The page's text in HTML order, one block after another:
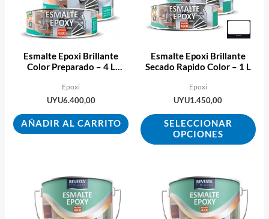
Esmalte Epoxi Brillante
Color Preparado – 4 L
Epoxi
UYU6.400,00
AÑADIR AL CARRITO
Esmalte Epoxi Brillante
Secado Rapido Color – 1 L
Epoxi
UYU1.450,00
SELECCIONAR
OPCIONES